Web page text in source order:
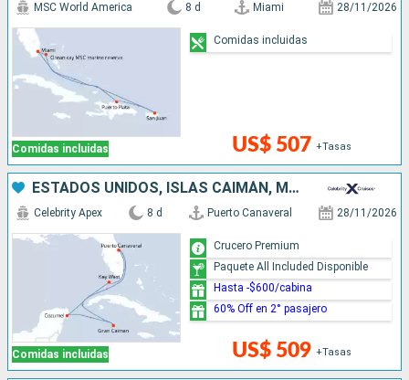
Comidas incluidas
MSC World America 8 d Miami 28/11/2026
US$ 507 +Tasas
Comidas incluidas
ESTADOS UNIDOS, ISLAS CAIMÁN, MÉXICO
Comidas incluidas
Celebrity Apex 8 d Puerto Canaveral 28/11/2026
US$ 509 +Tasas
Crucero Premium
Paquete All Included Disponible
Hasta -$600/cabina
60% Off en 2° pasajero